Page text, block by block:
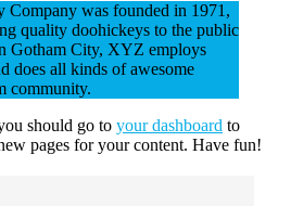
was founded in 1971,
quality doohickeys to the public
Gotham City, XYZ employs
does all kinds of awesome
community.
should go to your dashboard to
pages for your content. Have fun!